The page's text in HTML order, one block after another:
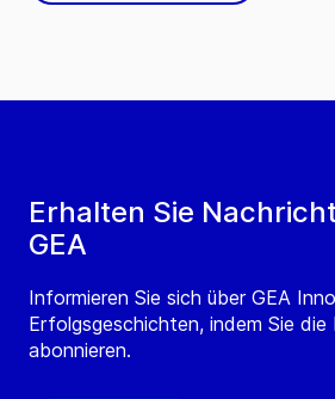
Erhalten Sie
GEA
Informieren Sie sich über GEA
Erfolgsgeschichten, indem Sie die
abonnieren.